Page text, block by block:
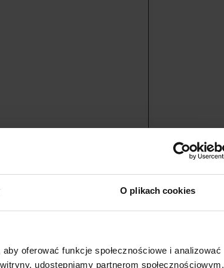
O plikach cookies
oferować funkcje społecznościowe i analizować
udostępniamy partnerom społecznościowym,
przy podejrzeniu zawału? Jak się
w Unii Europejskiej Polacy wciąż
zgodnów wzrosła o 15 tys., a